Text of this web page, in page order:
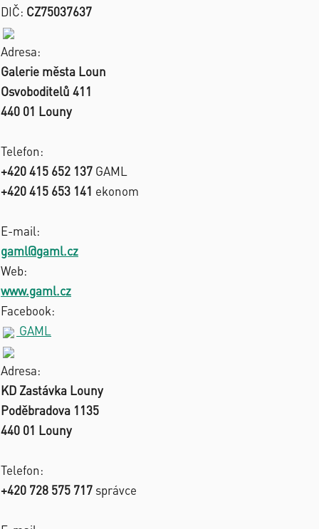
DIČ: CZ75037637
Adresa:
Galerie města Loun
Osvoboditelů 411
440 01 Louny
Telefon:
+420 415 652 137 GAML
+420 415 653 141 ekonom
E-mail:
gaml@gaml.cz
Web:
www.gaml.cz
Facebook:
GAML
Adresa:
KD Zastávka Louny
Poděbradova 1135
440 01 Louny
Telefon:
+420 728 575 717 správce